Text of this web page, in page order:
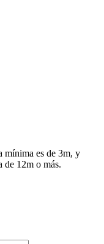
mínima es de 3m, y
de 12m o más.